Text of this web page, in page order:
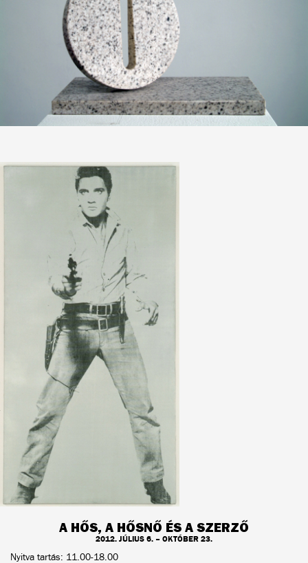
A HŐS, A HŐSNŐ ÉS A SZERZŐ
2012. JÚLIUS 6. – OKTÓBER 23.
Nyitva tartás: 11.00-18.00